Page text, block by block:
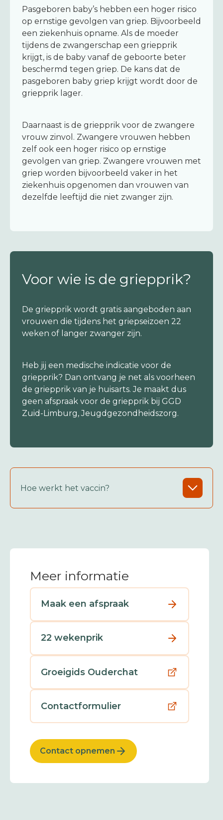
Pasgeboren baby’s hebben een hoger risico
op ernstige gevolgen van griep. Bijvoorbeeld
een ziekenhuis opname. Als de moeder
tijdens de zwangerschap een griepprik
krijgt, is de baby vanaf de geboorte beter
beschermd tegen griep. De kans dat de
pasgeboren baby griep krijgt wordt door de
griepprik lager.
Daarnaast is de griepprik voor de zwangere
vrouw zinvol. Zwangere vrouwen hebben
zelf ook een hoger risico op ernstige
gevolgen van griep. Zwangere vrouwen met
griep worden bijvoorbeeld vaker in het
ziekenhuis opgenomen dan vrouwen van
dezelfde leeftijd die niet zwanger zijn.
Voor wie is de griepprik?
De griepprik wordt gratis aangeboden aan
vrouwen die tijdens het griepseizoen 22
weken of langer zwanger zijn.
Heb jij een medische indicatie voor de
griepprik? Dan ontvang je net als voorheen
de griepprik van je huisarts. Je maakt dus
geen afspraak voor de griepprik bij GGD
Zuid-Limburg, Jeugdgezondheidszorg.
Hoe werkt het vaccin?
Meer informatie
Maak een afspraak
22 wekenprik
Groeigids Ouderchat
Contactformulier
Contact opnemen